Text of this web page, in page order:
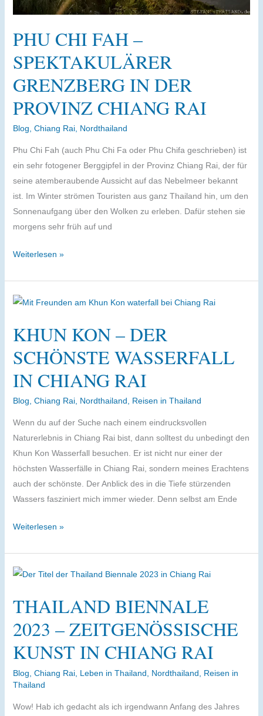
Temple
PHU CHI FAH –
SPEKTAKULÄRER
GRENZBERG IN DER
PROVINZ CHIANG RAI
Blog Chiang Rai, Nordthailand
Phu Chi Fah (auch Phu Chi Fa oder Phu Chifa geschrieben) ist
ein sehr fotogener Berggipfel in der Provinz Chiang Rai, der für
seine atemberaubende Aussicht auf das Nebelmeer bekannt
ist. Im Winter strömen Touristen aus ganz Thailand hin, um den
Sonnenaufgang über den Wolken zu erleben. Dafür stehen sie
morgens sehr früh auf und
Phu
Fah
–
Grenzberg
der
Provinz
Rai
Weiterlesen »
KHUN KON – DER
SCHÖNSTE WASSERFALL
IN CHIANG RAI
Blog Chiang Rai, Nordthailand Reisen in Thailand
Wenn du auf der Suche nach einem eindrucksvollen
Naturerlebnis in Chiang Rai bist, dann solltest du unbedingt den
Khun Kon Wasserfall besuchen. Er ist nicht nur einer der
höchsten Wasserfälle in Chiang Rai, sondern meines Erachtens
auch der schönste. Der Anblick des in die Tiefe stürzenden
Wassers fasziniert mich immer wieder. Denn selbst am Ende
Khun
–
der
Wasserfall
Chiang
Rai
Weiterlesen »
THAILAND BIENNALE
2023 – ZEITGENÖSSISCHE
KUNST IN CHIANG RAI
Blog Chiang Rai, Leben in Thailand Nordthailand
Reisen in
Thailand
Wow! Hab ich gedacht als ich irgendwann Anfang des Jahres